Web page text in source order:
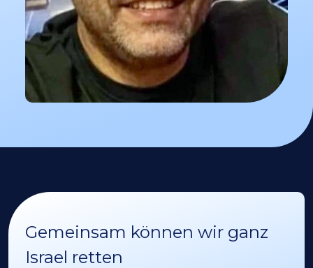
Gemeinsam können wir ganz
Israel retten